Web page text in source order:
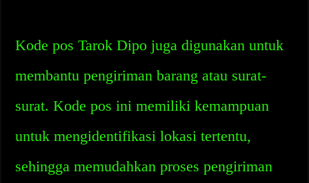
Kode pos Tarok Dipo juga digunakan untuk
membantu pengiriman barang atau surat-
surat. Kode pos ini memiliki kemampuan
untuk mengidentifikasi lokasi tertentu,
sehingga memudahkan proses pengiriman